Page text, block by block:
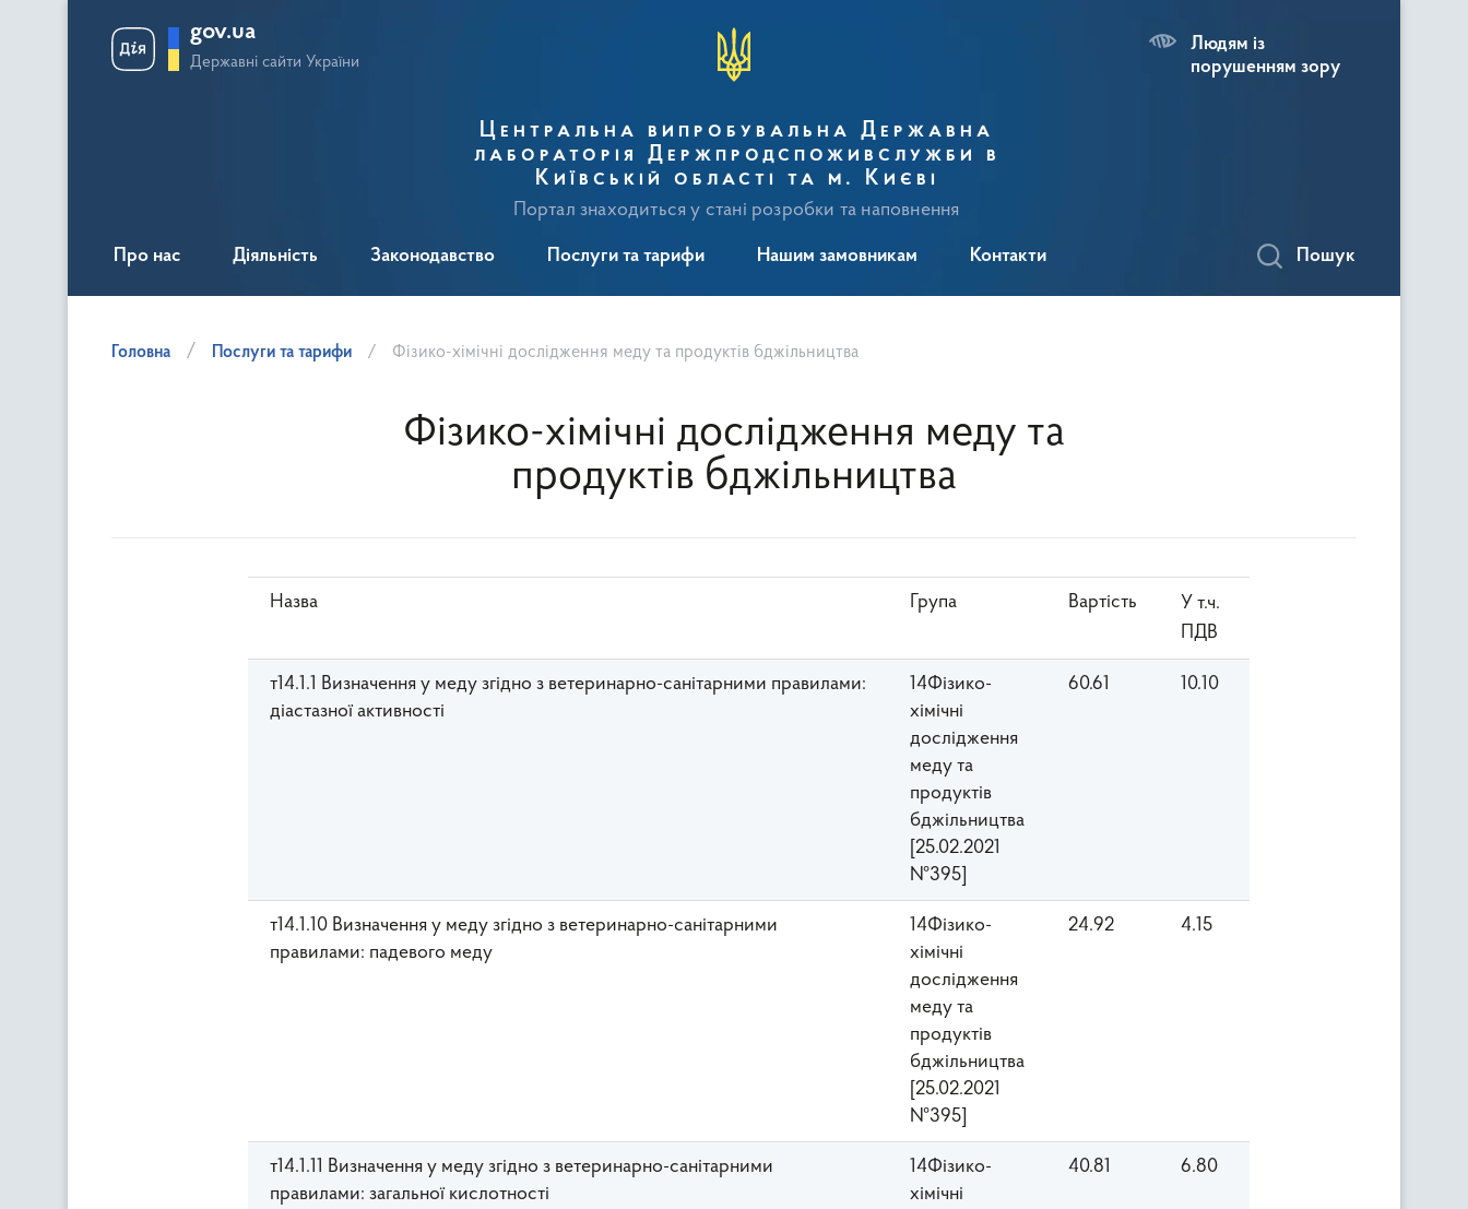
gov.ua
Державні сайти України
Центральна випробувальна Державна
лабораторія Держпродспоживслужби в
Київській області та м. Києві
Портал знаходиться у стані розробки та наповнення
Людям із
порушенням зору
Про нас Діяльність Законодавство Послуги та тарифи Нашим замовникам Контакти Пошук
Головна Послуги та тарифи Фізико-хімічні дослідження меду та прoдуктів бджільництва
Фізико-хімічні дослідження меду та
прoдуктів бджільництва
Назва Група Вартість
У т.ч.
ПДВ
т14.1.1 Визначення у меду згідно з ветеринарно-санітарними правилами:
діастазної активності
14Фізико-
хімічні
дослідження
меду та
прoдуктів
бджільництва
[25.02.2021
№395]
60.61 10.10
т14.1.10 Визначення у меду згідно з ветеринарно-санітарними
правилами: падевого меду
14Фізико-
хімічні
дослідження
меду та
прoдуктів
бджільництва
[25.02.2021
№395]
24.92 4.15
т14.1.11 Визначення у меду згідно з ветеринарно-санітарними
правилами: загальної кислотності
14Фізико-
хімічні
40.81 6.80